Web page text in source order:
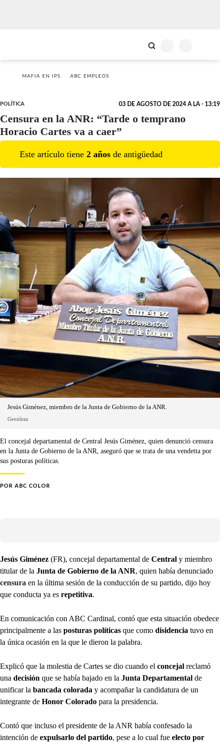
MAFIA EN IPS ABC EMPLEOS
POLÍTICA 03 DE AGOSTO DE 2024 A LA - 13:19
Censura en la ANR: “Tarde o temprano
Horacio Cartes va a caer”
Este artículo tiene 2 años de antigüedad
Jesús Giménez, miembro de la Junta de Gobierno de la ANR.
Gentileza
El concejal departamental de Central Jesús Giménez, quien denunció censura
en la Junta de Gobierno de la ANR, aseguró que se trata de una vendetta por
sus posturas políticas.
POR ABC COLOR
Jesús Giménez (FR), concejal departamental de Central y miembro
titular de la Junta de Gobierno de la ANR, quien había denunciado
censura en la última sesión de la conducción de su partido, dijo hoy
que conducta ya es repetitiva.
En comunicación con ABC Cardinal, contó que esta situación obedece
principalmente a las posturas políticas que como disidencia tuvo en
la única ocasión en la que le dieron la palabra.
Explicó que la molestia de Cartes se dio cuando el concejal reclamó
una decisión que se había bajado en la Junta Departamental de
unificar la bancada colorada y acompañar la candidatura de un
integrante de Honor Colorado para la presidencia.
Contó que incluso el presidente de la ANR había confesado la
intención de expulsarlo del partido, pese a lo cual fue electo por